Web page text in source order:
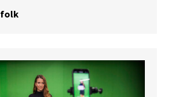
folk